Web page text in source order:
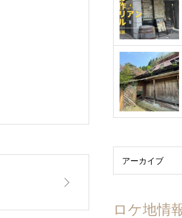
ロケ地情